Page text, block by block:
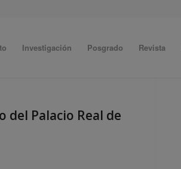
Investigación Posgrado Revista
Palacio Real de